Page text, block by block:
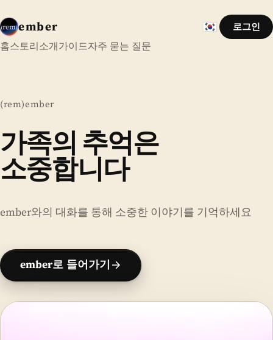
ember
홈스토리 소개 가이드자주 묻는 질문
🇰🇷한국어로그인
(rem)ember
가족의 추억은
소중합니다
영원히 남습니다
ember와의 대화를 통해 소중한 이야기를 기억하세요
ember로 들어가기